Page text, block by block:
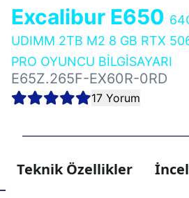
Excalibur E650
UDIMM 2TB M2 8 GB RTX
PRO OYUNCU BİLGİSAYARI
E65Z.265F-EX60R-0RD
17 Yorum
Teknik Özellikler